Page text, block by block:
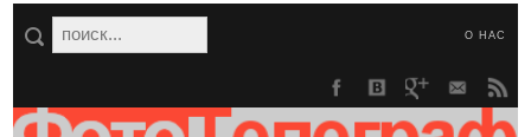
О НАС